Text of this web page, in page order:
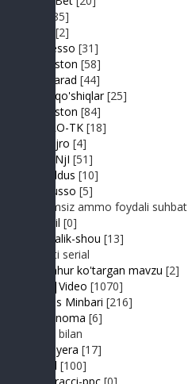
[85]
[2]
Expresso [31]
FIKRiston [58]
Hit-Parad [44]
Ijara qo'shiqlar [25]
IJODiston [84]
IMPRO-TK [18]
Jonli ijro [4]
JuMaNjI [51]
JurYuldus [10]
Kaktusso [5]
Yoqimsiz ammo foydali suhbat
Kongil [0]
Kundalik-shou [13]
Realiti serial
Mashhur ko'targan mavzu [2]
MP3|Video [1070]
Muhlis Minbari [216]
Ovoznoma [6]
Luiza bilan
Premyera [17]
Prikol [100]